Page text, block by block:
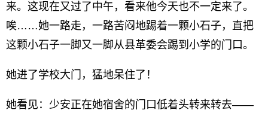
来。这现在又过了中午，看来他今天也不一定来了。
唉……她一路走，一路苦闷地踢着一颗小石子，直把
这颗小石子一脚又一脚从县革委会踢到小学的门口。
她进了学校大门，猛地呆住了！
她看见：少安正在她宿舍的门口低着头转来转去——